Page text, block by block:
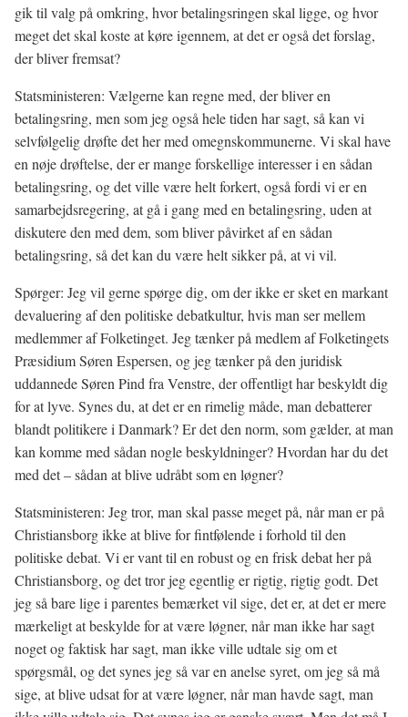
gik til valg på omkring, hvor betalingsringen skal ligge, og hvor
meget det skal koste at køre igennem, at det er også det forslag,
der bliver fremsat?
Statsministeren: Vælgerne kan regne med, der bliver en
betalingsring, men som jeg også hele tiden har sagt, så kan vi
selvfølgelig drøfte det her med omegnskommunerne. Vi skal have
en nøje drøftelse, der er mange forskellige interesser i en sådan
betalingsring, og det ville være helt forkert, også fordi vi er en
samarbejdsregering, at gå i gang med en betalingsring, uden at
diskutere den med dem, som bliver påvirket af en sådan
betalingsring, så det kan du være helt sikker på, at vi vil.
Spørger: Jeg vil gerne spørge dig, om der ikke er sket en markant
devaluering af den politiske debatkultur, hvis man ser mellem
medlemmer af Folketinget. Jeg tænker på medlem af Folketingets
Præsidium Søren Espersen, og jeg tænker på den juridisk
uddannede Søren Pind fra Venstre, der offentligt har beskyldt dig
for at lyve. Synes du, at det er en rimelig måde, man debatterer
blandt politikere i Danmark? Er det den norm, som gælder, at man
kan komme med sådan nogle beskyldninger? Hvordan har du det
med det – sådan at blive udråbt som en løgner?
Statsministeren: Jeg tror, man skal passe meget på, når man er på
Christiansborg ikke at blive for fintfølende i forhold til den
politiske debat. Vi er vant til en robust og en frisk debat her på
Christiansborg, og det tror jeg egentlig er rigtig, rigtig godt. Det
jeg så bare lige i parentes bemærket vil sige, det er, at det er mere
mærkeligt at beskylde for at være løgner, når man ikke har sagt
noget og faktisk har sagt, man ikke ville udtale sig om et
spørgsmål, og det synes jeg så var en anelse syret, om jeg så må
sige, at blive udsat for at være løgner, når man havde sagt, man